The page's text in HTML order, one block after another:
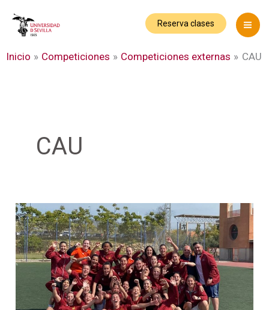
Reserva clases
Inicio Competiciones Competiciones externas CAU
CAU
La
US,
campeona
de
Andalucía